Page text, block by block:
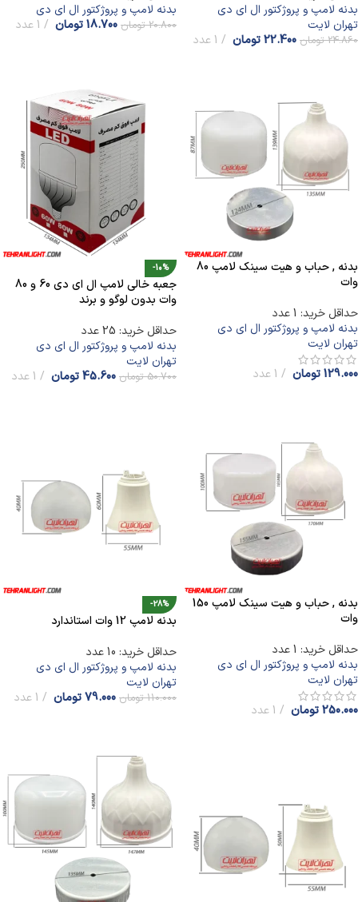
بدنه لامپ و پروژکتور ال ای دی
تهران لایت
24.860 تومان 22.400تومان 1 عدد
بدنه لامپ و پروژکتور ال ای دی
20.800 تومان 18.700تومان 1 عدد
بدنه , حباب و هیت سینک لامپ 80
وات
حداقل خرید: 1 عدد
بدنه لامپ و پروژکتور ال ای دی
تهران لایت
129.000تومان 1 عدد
-10%
جعبه خالی لامپ ال ای دی 60 و 80
وات بدون لوگو و برند
حداقل خرید: 25 عدد
بدنه لامپ و پروژکتور ال ای دی
تهران لایت
50.700 تومان 45.600تومان 1 عدد
بدنه , حباب و هیت سینک لامپ 150
وات
حداقل خرید: 1 عدد
بدنه لامپ و پروژکتور ال ای دی
تهران لایت
250.000تومان 1 عدد
-28%
بدنه لامپ 12 وات استاندارد
حداقل خرید: 10 عدد
بدنه لامپ و پروژکتور ال ای دی
تهران لایت
110.000 تومان 79.000تومان 1 عدد